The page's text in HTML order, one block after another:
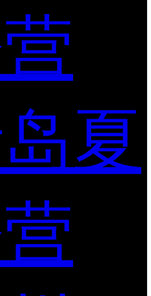
夏